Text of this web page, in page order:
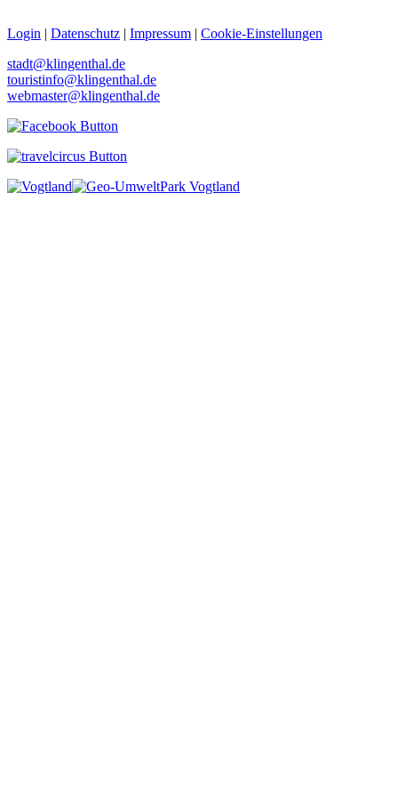
Login | Datenschutz | Impressum | Cookie-Einstellungen
stadt@klingenthal.de
touristinfo@klingenthal.de
webmaster@klingenthal.de